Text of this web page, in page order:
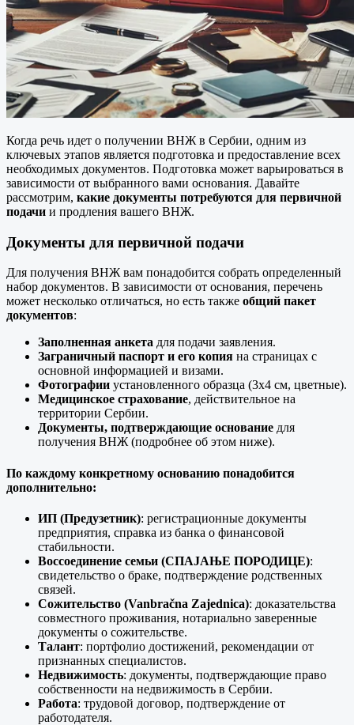
Когда речь идет о получении ВНЖ в Сербии, одним из
ключевых этапов является подготовка и предоставление всех
необходимых документов. Подготовка может варьироваться в
зависимости от выбранного вами основания. Давайте
рассмотрим, какие документы потребуются для первичной
подачи и продления вашего ВНЖ.
Документы для первичной подачи
Для получения ВНЖ вам понадобится собрать определенный
набор документов. В зависимости от основания, перечень
может несколько отличаться, но есть также общий пакет
документов:
Заполненная анкета для подачи заявления.
Заграничный паспорт и его копия на страницах с
основной информацией и визами.
Фотографии установленного образца (3x4 см, цветные).
Медицинское страхование, действительное на
территории Сербии.
Документы, подтверждающие основание для
получения ВНЖ (подробнее об этом ниже).
По каждому конкретному основанию понадобится
дополнительно:
ИП (Предузетник): регистрационные документы
предприятия, справка из банка о финансовой
стабильности.
Воссоединение семьи (СПАЈАЊЕ ПОРОДИЦЕ):
свидетельство о браке, подтверждение родственных
связей.
Сожительство (Vanbračna Zajednica): доказательства
совместного проживания, нотариально заверенные
документы о сожительстве.
Талант: портфолио достижений, рекомендации от
признанных специалистов.
Недвижимость: документы, подтверждающие право
собственности на недвижимость в Сербии.
Работа: трудовой договор, подтверждение от
работодателя.